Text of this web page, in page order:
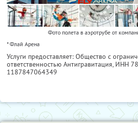
Фото полета в аэротрубе от
* Флай Арена
Услуги предоставляет: Общество с
ответственностью Антигравитация, ИНН
1187847064349